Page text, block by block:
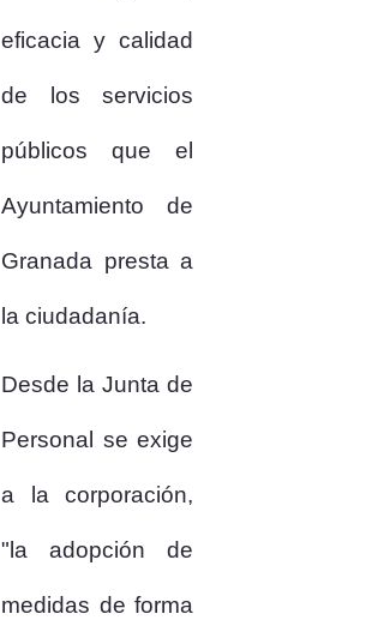
eficacia y calidad
de los servicios
públicos que el
Ayuntamiento de
Granada presta a
la ciudadanía.
Desde la Junta de
Personal se exige
a la corporación,
"la adopción de
medidas de forma